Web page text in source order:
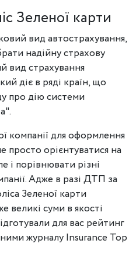
Зеленої карти
вид автострахування,
надійну страхову
вид страхування
діє в ряді країн, що
про дію системи
компанії для оформлення
просто орієнтуватися на
і порівнювати різні
Адже в разі ДТП за
Зеленої карти
великі суми в якості
для вас рейтинг
журналу Insurance Top